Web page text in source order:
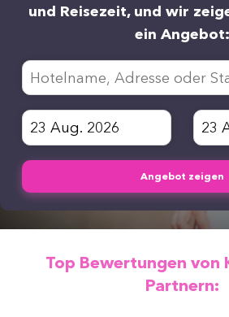
und Reisezeit, und wir
ein Angebot:
Angebot zeigen
Top Bewertungen von
Partnern: